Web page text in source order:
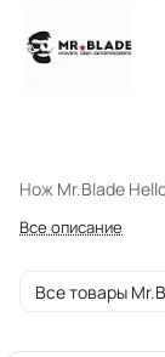
Нож Mr.Blade
Все описание
Все товары